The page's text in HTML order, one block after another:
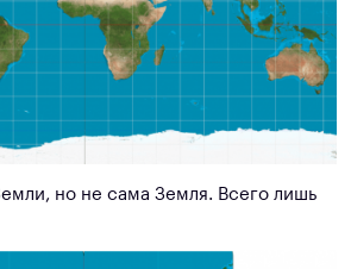
но не сама Земля. Всего лишь